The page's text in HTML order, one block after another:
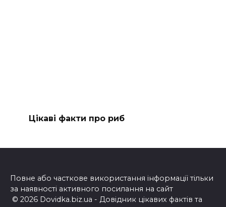
Цікаві факти про риб
Повне або часткове використання інформації тільки
за наявності активного посилання на сайт
© 2026 Dovidka.biz.ua - Довідник цікавих фактів та